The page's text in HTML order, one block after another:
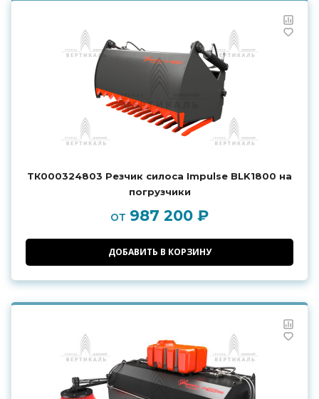
ТК000324803 Резчик силоса Impulse BLK1800 на
погрузчики
от 987 200 ₽
ДОБАВИТЬ В КОРЗИНУ